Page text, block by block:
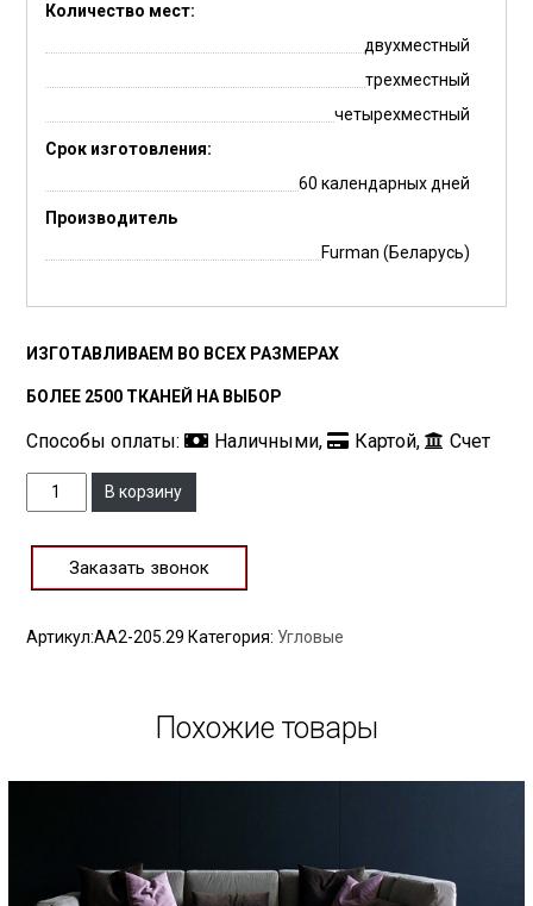
Количество мест:
двухместный
трехместный
четырехместный
Срок изготовления:
60 календарных дней
Производитель
Furman (Беларусь)
ИЗГОТАВЛИВАЕМ ВО ВСЕХ РАЗМЕРАХ
БОЛЕЕ 2500 ТКАНЕЙ НА ВЫБОР
Способы оплаты: Наличными, Картой, Счет
КоличествоВ корзину
Заказать звонок
Артикул:AA2-205.29 Категория: Угловые
Похожие товары